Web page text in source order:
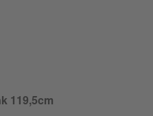
119,5cm